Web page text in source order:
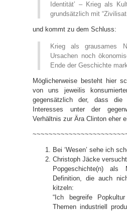
Identität’ – Krieg als
grundsätzlich mit
und kommt zu dem Schluss:
Krieg als grausames
Ursachen noch
Ende der Geschichte
Möglicherweise besteht hier
von uns jeweilis
gegensätzlich der, dass die
Interesses unter der
Verhältnis zur Ära Clinton eher
Bei ‘Wesen’ sehe ich
Christoph Jäcke
Popgeschichte(n) als
Definition, die auch
kitzeln:
“Ich begreife
Themen industriell